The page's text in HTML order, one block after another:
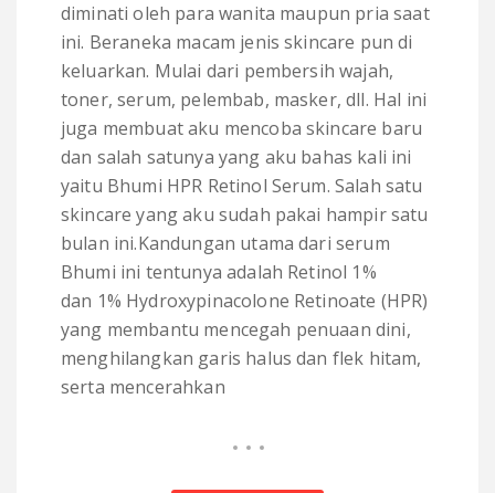
diminati oleh para wanita maupun pria saat
ini. Beraneka macam jenis skincare pun di
keluarkan. Mulai dari pembersih wajah,
toner, serum, pelembab, masker, dll. Hal ini
juga membuat aku mencoba skincare baru
dan salah satunya yang aku bahas kali ini
yaitu Bhumi HPR Retinol Serum. Salah satu
skincare yang aku sudah pakai hampir satu
bulan ini.Kandungan utama dari serum
Bhumi ini tentunya adalah Retinol 1%
dan 1% Hydroxypinacolone Retinoate (HPR)
yang membantu mencegah penuaan dini,
menghilangkan garis halus dan flek hitam,
serta mencerahkan